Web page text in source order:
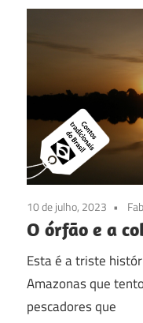
10 de julho, 2023
O órfão e a
Esta é a triste
Amazonas que
pescadores que